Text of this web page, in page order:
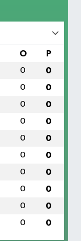
O P
0 0
0 0
0 0
0 0
0 0
0 0
0 0
0 0
0 0
0 0